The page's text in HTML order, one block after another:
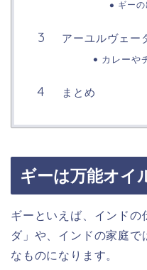
ギー
アーユルヴェー
カレーや
まとめ
ギーは万能オイ
ギーといえば、インドの
ダ」や、インドの家庭
なものになります。